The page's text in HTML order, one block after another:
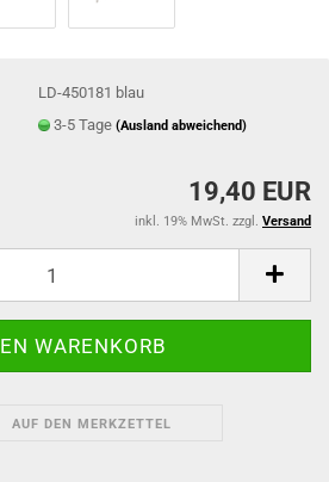
LD-450181 blau
3-5 Tage(Ausland abweichend)
19,40 EUR
inkl. 19% MwSt. zzgl. Versand
AUF DEN MERKZETTEL